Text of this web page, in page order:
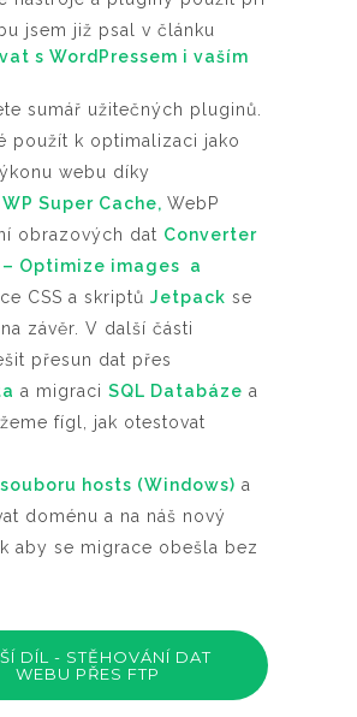
jsem již psal v článku
s WordPressem i vaším
sumář užitečných pluginů.
použít k optimalizaci jako
webu díky
WP Super Cache, WebP
obrazových dat Converter
Optimize images a
CSS a skriptů Jetpack se
závěr. V další části
přesun dat přes
a migraci SQL Databáze a
fígl, jak otestovat
hosts (Windows) a
doménu a na náš nový
aby se migrace obešla bez
DÍL - STĚHOVÁNÍ DAT
WEBU PŘES FTP